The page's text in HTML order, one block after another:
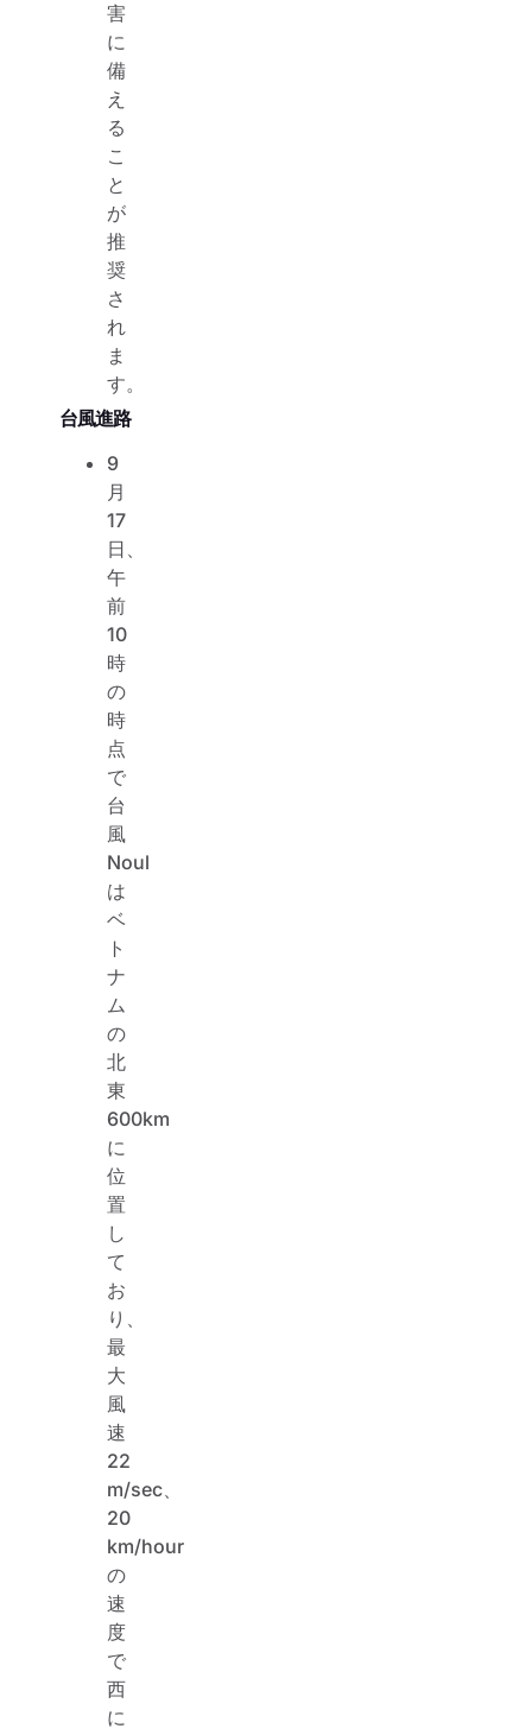
害
に
備
え
る
こ
と
が
推
奨
さ
れ
ま
す。
台風進路
9
月
17
日、
午
前
10
時
の
時
点
で
台
風
Noul
は
ベ
ト
ナ
ム
の
北
東
600km
に
位
置
し
て
お
り、
最
大
風
速
22
m/sec、
20
km/hour
の
速
度
で
西
に